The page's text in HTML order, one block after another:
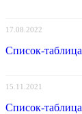
17.08.2022
Список-
15.11.2021
Список-